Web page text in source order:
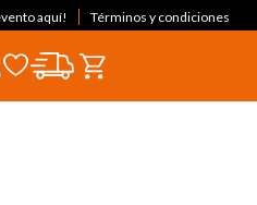
aquí! Términos y condiciones